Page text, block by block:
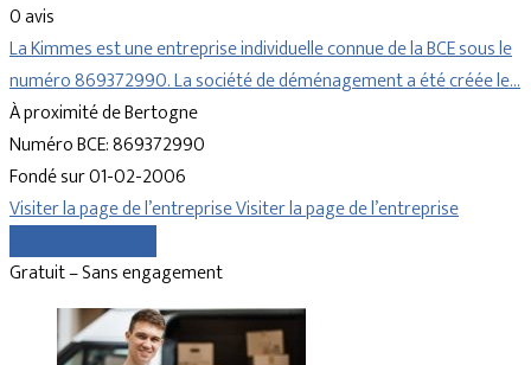
0 avis
La Kimmes est une entreprise individuelle connue de la BCE sous le
numéro 869372990. La société de déménagement a été créée le…
À proximité de Bertogne
Numéro BCE: 869372990
Fondé sur 01-02-2006
Visiter la page de l’entrepriseVisiter la page de l’entreprise
Gratuit – Sans engagement